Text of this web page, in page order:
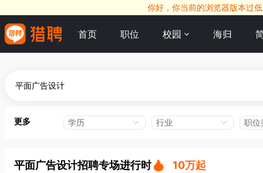
你好，你当前的浏览器版本过
首页 职位 校园 海归
更多 学历 行业 职位
平面广告设计招聘专场进行时 10万起